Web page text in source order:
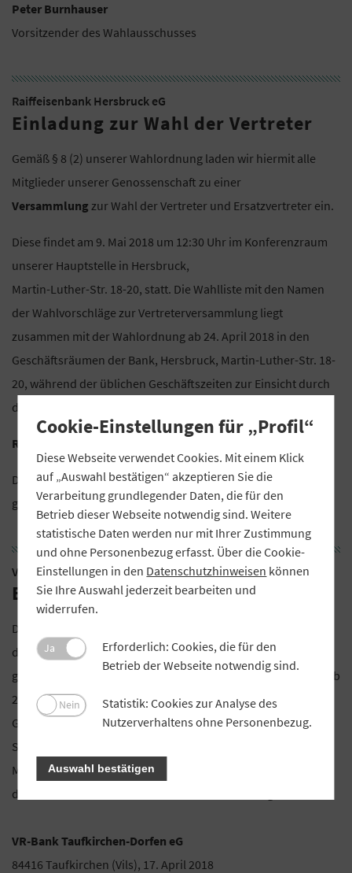
Peter Burnhauser
Vorsitzender des Wahlausschusses
Raiffeisenbank Hersbruck eG
Einladung zur Wahl der Vertreter
Gemäß § 8 (2) unserer Wahlordnung laden wir hiermit alle
Mitglieder unserer Genossenschaft zu einer
Versammlung zur Wahl der Vertreter und Ersatzvertreter ein.
Diese findet am 9. Mai 2018 um 12:30 Uhr im Konferenzraum
unserer Hauptstelle in Hersbruck,
Martin-Luther-Str. 18-20, statt. Die Wahlliste mit den Namen
der Wahlvorschläge zur Vertreterversammlung liegt
zusammen mit der Wahlordnung ab 24. April 2018 in den
Geschäftsräumen der Bank, Hersbruck, Martin-Luther-Str. 18-
20, während der üblichen Geschäftszeiten zur Einsicht durch
die Mitglieder aus.
Raiffeisenbank Hersbruck eG
Der Vorstand
gez. Heckel, Vorsitzender, gez. Strauß, stv. Vorsitzender
VR-Bank Taufkirchen-Dorfen eG
Bekanntmachung
Die Wahl der Vertreter wurde im März 2018 ordnungsgemäß
durchgeführt. Die Liste der gewählten Vertreter und
gewählten Ersatzvertreter liegt gemäß § 7 der Wahlordnung ab
2. Mai 2018 für die Dauer von zwei Wochen in allen
Geschäftsstellen unserer Bank während der allgemeinen
Schalter-Öffnungszeiten zur Einsichtnahme durch die
Mitglieder aus. Jedes Mitglied kann jederzeit eine Abschrift
der Liste der Vertreter und Ersatzvertreter verlangen.
VR-Bank Taufkirchen-Dorfen eG
84416 Taufkirchen (Vils), 17. April 2018
Cookie-Einstellungen für „Profil“
Diese Webseite verwendet Cookies. Mit einem Klick
auf „Auswahl bestätigen“ akzeptieren Sie die
Verarbeitung grundlegender Daten, die für den
Betrieb dieser Webseite notwendig sind. Weitere
statistische Daten werden nur mit Ihrer Zustimmung
und ohne Personenbezug erfasst. Über die Cookie-
Einstellungen in den Datenschutzhinweisen können
Sie Ihre Auswahl jederzeit bearbeiten und
widerrufen.
Ja
Erforderlich: Cookies, die für den
Betrieb der Webseite notwendig sind.
Nein
Statistik: Cookies zur Analyse des
Nutzerverhaltens ohne Personenbezug.
Auswahl bestätigen